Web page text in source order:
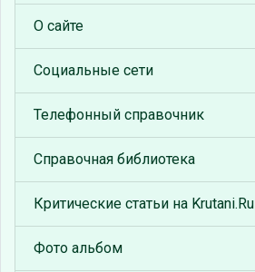
О сайте
Социальные сети
Телефонный справочник
Справочная библиотека
Критические статьи на Krutani.Ru
Фото альбом